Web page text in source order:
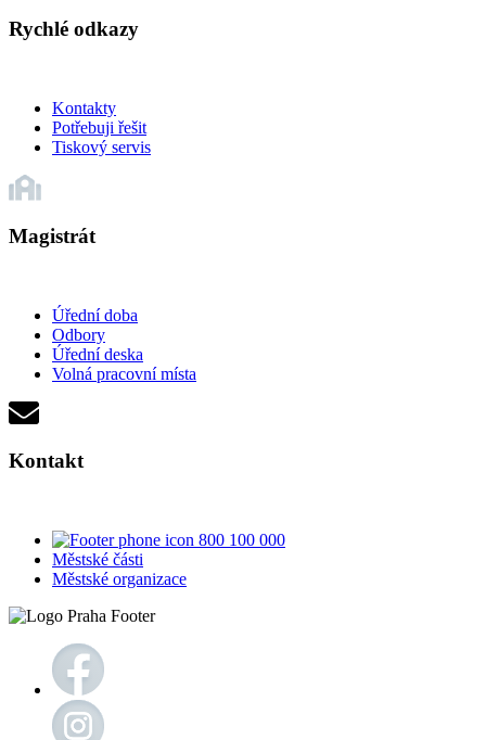
Rychlé odkazy
Kontakty
Potřebuji řešit
Tiskový servis
Magistrát
Úřední doba
Odbory
Úřední deska
Volná pracovní místa
Kontakt
800 100 000
Městské části
Městské organizace